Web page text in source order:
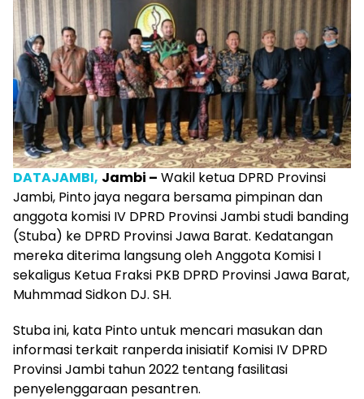
DATAJAMBI, Jambi – Wakil ketua DPRD Provinsi
Jambi, Pinto jaya negara bersama pimpinan dan
anggota komisi IV DPRD Provinsi Jambi studi banding
(Stuba) ke DPRD Provinsi Jawa Barat. Kedatangan
mereka diterima langsung oleh Anggota Komisi I
sekaligus Ketua Fraksi PKB DPRD Provinsi Jawa Barat,
Muhmmad Sidkon DJ. SH.
Stuba ini, kata Pinto untuk mencari masukan dan
informasi terkait ranperda inisiatif Komisi IV DPRD
Provinsi Jambi tahun 2022 tentang fasilitasi
penyelenggaraan pesantren.